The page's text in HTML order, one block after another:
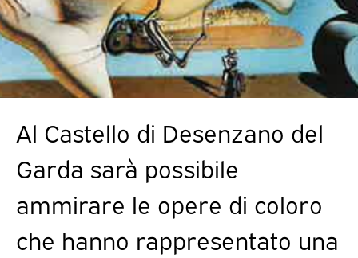
Al Castello di Desenzano del
Garda sarà possibile
ammirare le opere di coloro
che hanno rappresentato una